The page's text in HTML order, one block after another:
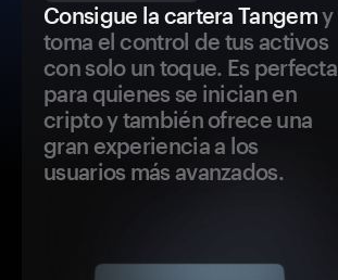
Consigue la cartera Tangemy
toma el control de tus activos
con solo un toque. Es perfecta
para quienes se inician en
cripto y también ofrece una
gran experiencia a los
usuarios más avanzados.